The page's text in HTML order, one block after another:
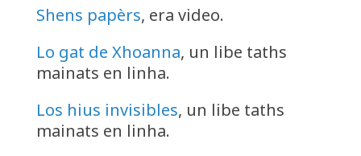
Shens papèrs, era video.
Lo gat de Xhoanna, un libe taths
mainats en linha.
Los hius invisibles, un libe taths
mainats en linha.